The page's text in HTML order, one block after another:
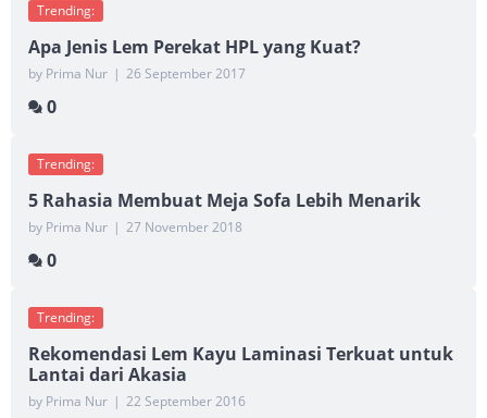
Trending:
Apa Jenis Lem Perekat HPL yang Kuat?
by Prima Nur | 26 September 2017
0
Trending:
5 Rahasia Membuat Meja Sofa Lebih Menarik
by Prima Nur | 27 November 2018
0
Trending:
Rekomendasi Lem Kayu Laminasi Terkuat untuk
Lantai dari Akasia
by Prima Nur | 22 September 2016